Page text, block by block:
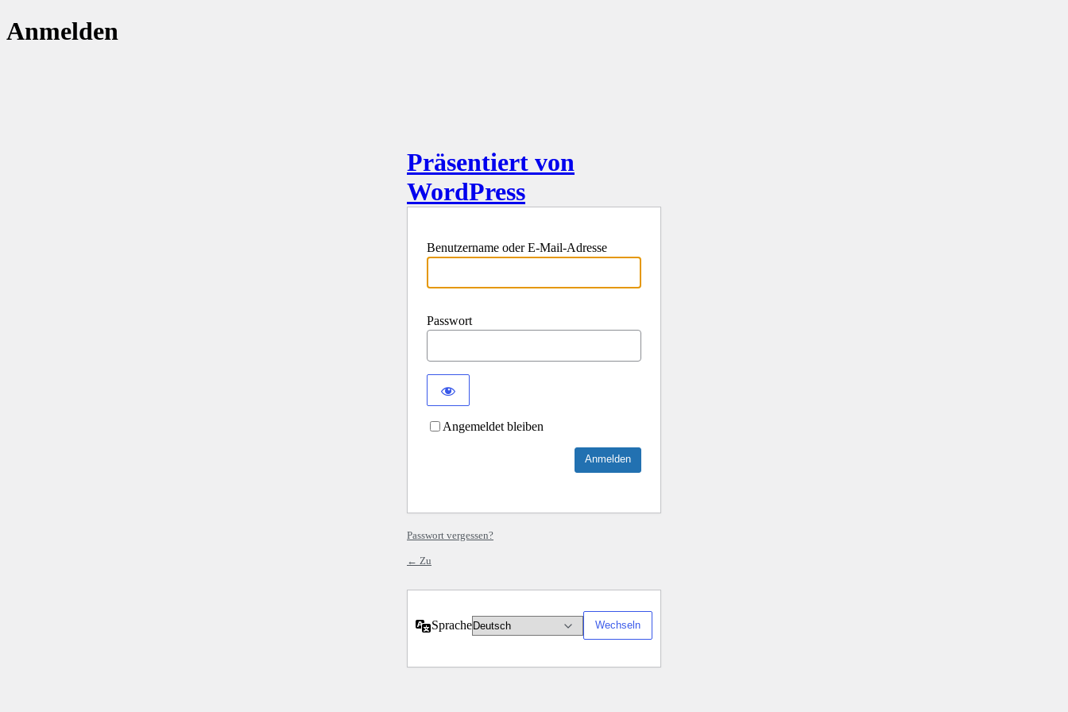
Anmelden
Präsentiert von
WordPress
Benutzername oder E-Mail-Adresse
Passwort
Angemeldet bleiben
Passwort vergessen?
← Zu
Sprache